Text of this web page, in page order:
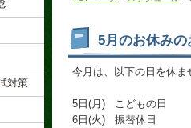
5月のお休みの
今月は、以下の日を休ま
5日(月) こどもの日
6日(火) 振替休日
対策